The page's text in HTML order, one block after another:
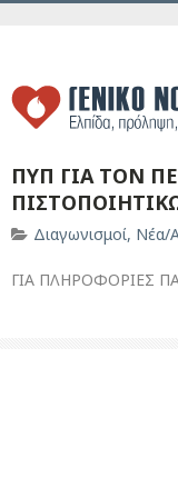
ΠΥΠ ΓΙΑ ΤΟΝ
Διαγωνισμοί, Νέα/
ΓΙΑ ΠΛΗΡΟΦΟΡΙΕΣ